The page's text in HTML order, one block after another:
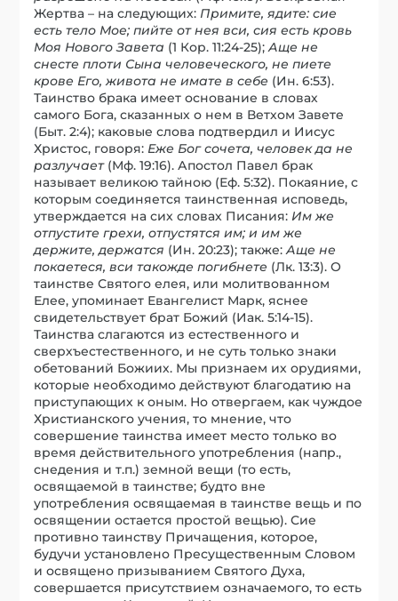
Жертва – на следующих: Примите, ядите: сие
есть тело Мое; пийте от нея вси, сия есть кровь
Моя Нового Завета (1 Кор. 11:24-25);Аще не
снесте плоти Сына человеческого, не пиете
крове Его, живота не имате в себе (Ин. 6:53).
Таинство брака имеет основание в словах
самого Бога, сказанных о нем в Ветхом Завете
(Быт. 2:4); каковые слова подтвердил и Иисус
Христос, говоря: Еже Бог сочета, человек да не
разлучает(Мф. 19:16). Апостол Павел брак
называет великою тайною (Еф. 5:32). Покаяние, с
которым соединяется таинственная исповедь,
утверждается на сих словах Писания: Им же
отпустите грехи, отпустятся им; и им же
держите, держатся (Ин. 20:23); также:Аще не
покаетеся, вси такожде погибнете (Лк. 13:3). О
таинстве Святого елея, или молитвованном
Елее, упоминает Евангелист Марк, яснее
свидетельствует брат Божий (Иак. 5:14-15).
Таинства слагаются из естественного и
сверхъестественного, и не суть только знаки
обетований Божиих. Мы признаем их орудиями,
которые необходимо действуют благодатию на
приступающих к оным. Но отвергаем, как чуждое
Христианского учения, то мнение, что
совершение таинства имеет место только во
время действительного употребления (напр.,
снедения и т.п.) земной вещи (то есть,
освящаемой в таинстве; будто вне
употребления освящаемая в таинстве вещь и по
освящении остается простой вещью). Сие
противно таинству Причащения, которое,
будучи установлено Пресущественным Словом
и освящено призыванием Святого Духа,
совершается присутствием означаемого, то есть